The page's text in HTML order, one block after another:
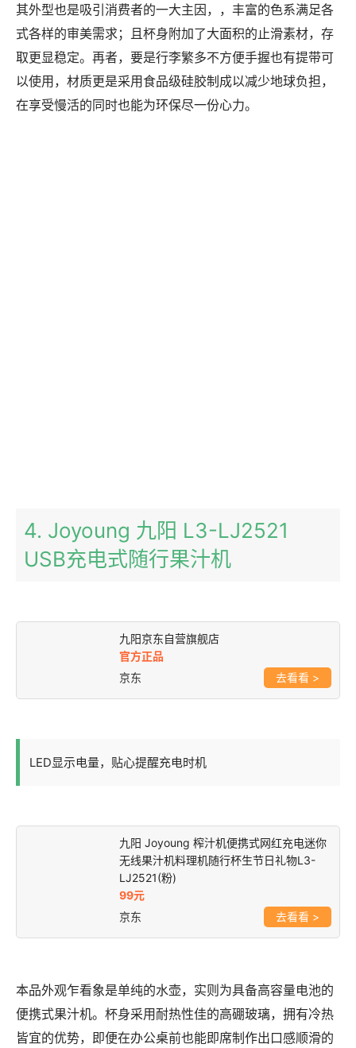
其外型也是吸引消费者的一大主因，，丰富的色系满足各
式各样的审美需求；且杯身附加了大面积的止滑素材，存
取更显稳定。再者，要是行李繁多不方便手握也有提带可
以使用，材质更是采用食品级硅胶制成以减少地球负担，
在享受慢活的同时也能为环保尽一份心力。
4. Joyoung 九阳 L3-LJ2521
USB充电式随行果汁机
九阳京东自营旗舰店
官方正品
京东
>
LED显示电量，贴心提醒充电时机
九阳 Joyoung 榨汁机便携式网红充电迷你
无线果汁机料理机随行杯生节日礼物L3-
LJ2521(粉)
99元
京东
>
本品外观乍看象是单纯的水壶，实则为具备高容量电池的
便携式果汁机。杯身采用耐热性佳的高硼玻璃，拥有冷热
皆宜的优势，即便在办公桌前也能即席制作出口感顺滑的